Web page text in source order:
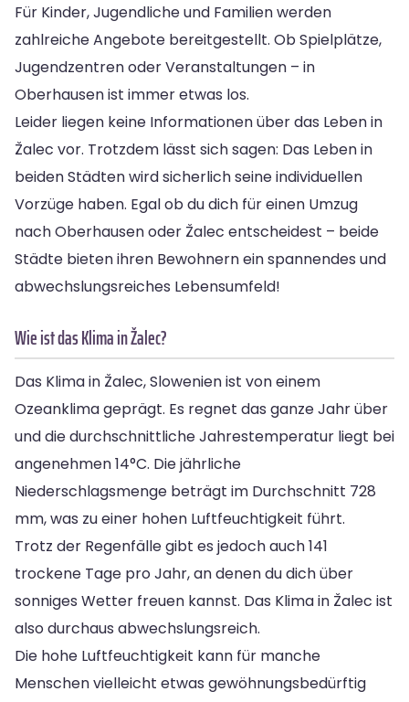
Für Kinder, Jugendliche und Familien werden
zahlreiche Angebote bereitgestellt. Ob Spielplätze,
Jugendzentren oder Veranstaltungen – in
Oberhausen ist immer etwas los.
Leider liegen keine Informationen über das Leben in
Žalec vor. Trotzdem lässt sich sagen: Das Leben in
beiden Städten wird sicherlich seine individuellen
Vorzüge haben. Egal ob du dich für einen Umzug
nach Oberhausen oder Žalec entscheidest – beide
Städte bieten ihren Bewohnern ein spannendes und
abwechslungsreiches Lebensumfeld!
Wie ist das Klima in Žalec?
Das Klima in Žalec, Slowenien ist von einem
Ozeanklima geprägt. Es regnet das ganze Jahr über
und die durchschnittliche Jahrestemperatur liegt bei
angenehmen 14°C. Die jährliche
Niederschlagsmenge beträgt im Durchschnitt 728
mm, was zu einer hohen Luftfeuchtigkeit führt.
Trotz der Regenfälle gibt es jedoch auch 141
trockene Tage pro Jahr, an denen du dich über
sonniges Wetter freuen kannst. Das Klima in Žalec ist
also durchaus abwechslungsreich.
Die hohe Luftfeuchtigkeit kann für manche
Menschen vielleicht etwas gewöhnungsbedürftig